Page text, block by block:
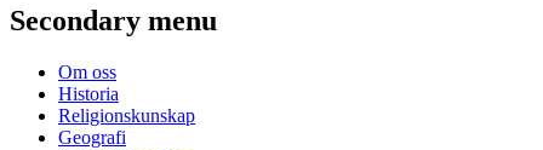
Secondary menu
Om oss
Historia
Religionskunskap
Geografi